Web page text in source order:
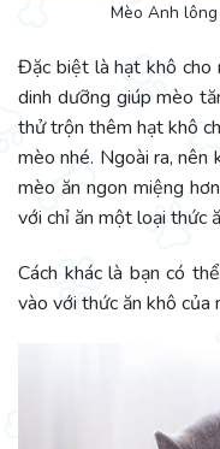
Mèo Anh
Đặc biệt là hạt khô cho
dinh dưỡng giúp mèo
thử trộn thêm hạt khô
mèo nhé. Ngoài ra,
mèo ăn ngon miệng
với chỉ ăn một loại thức
Cách khác là bạn có
vào với thức ăn khô của